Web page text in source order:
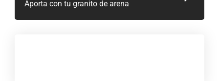
Aporta con tu granito de arena